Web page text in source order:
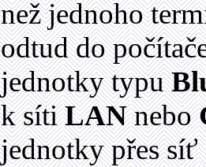
než jednoho
odtud do
jednotky typu
k sítiLANnebo
jednotky přes síť